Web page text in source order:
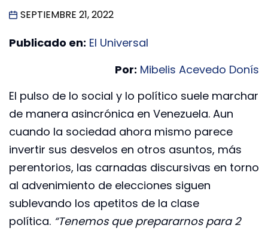
SEPTIEMBRE 21, 2022
Publicado en: El Universal
Por: Mibelis Acevedo Donís
El pulso de lo social y lo político suele marchar
de manera asincrónica en Venezuela. Aun
cuando la sociedad ahora mismo parece
invertir sus desvelos en otros asuntos, más
perentorios, las carnadas discursivas en torno
al advenimiento de elecciones siguen
sublevando los apetitos de la clase
política. “Tenemos que prepararnos para 2